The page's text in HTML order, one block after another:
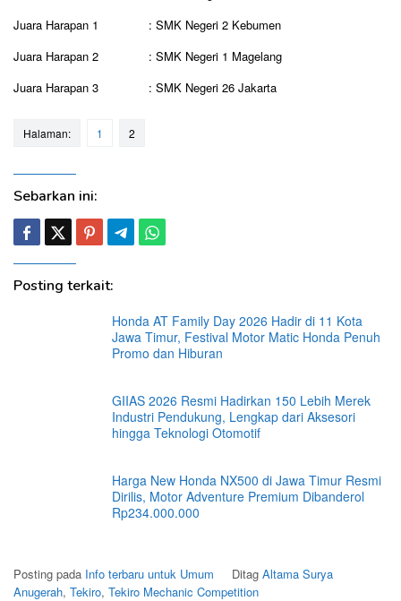
Juara Harapan 1 : SMK Negeri 2 Kebumen
Juara Harapan 2 : SMK Negeri 1 Magelang
Juara Harapan 3 : SMK Negeri 26 Jakarta
Halaman: 1 2
Sebarkan ini:
Posting terkait:
Honda AT Family Day 2026 Hadir di 11 Kota
Jawa Timur, Festival Motor Matic Honda Penuh
Promo dan Hiburan
GIIAS 2026 Resmi Hadirkan 150 Lebih Merek
Industri Pendukung, Lengkap dari Aksesori
hingga Teknologi Otomotif
Harga New Honda NX500 di Jawa Timur Resmi
Dirilis, Motor Adventure Premium Dibanderol
Rp234.000.000
Posting pada Info terbaru untuk Umum Ditag Altama Surya
Anugerah, Tekiro, Tekiro Mechanic Competition